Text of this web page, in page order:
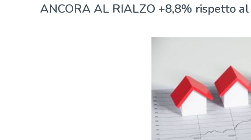
ANCORA AL RIALZO +8,8% rispetto